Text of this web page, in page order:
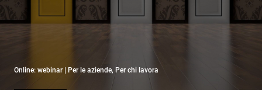
Online: webinar | Per le aziende, Per chi lavora